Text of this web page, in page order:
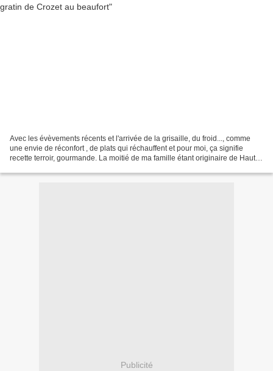
Avec les évèvements récents et l'arrivée de la grisaille, du froid..., comme
une envie de réconfort , de plats qui réchauffent et pour moi, ça signifie
recette terroir, gourmande. La moitié de ma famille étant originaire de Haute-
Publicité